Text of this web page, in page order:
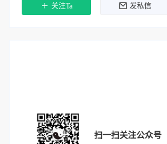
关注Ta 发私信
扫一扫关注公众号